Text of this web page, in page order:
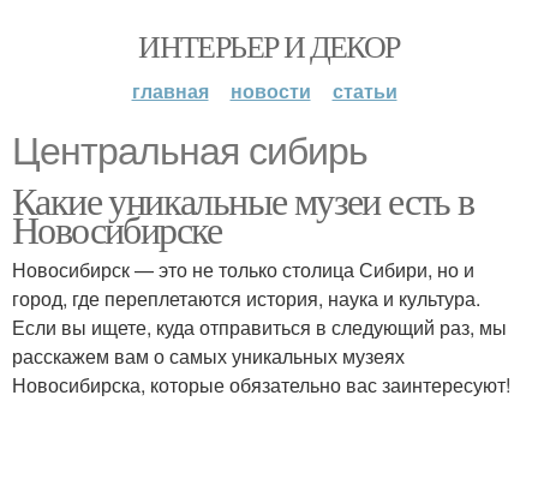
ИНТЕРЬЕР И ДЕКОР
главная новости статьи
Центральная сибирь
Какие уникальные музеи есть в
Новосибирске
Новосибирск — это не только столица Сибири, но и
город, где переплетаются история, наука и культура.
Если вы ищете, куда отправиться в следующий раз, мы
расскажем вам о самых уникальных музеях
Новосибирска, которые обязательно вас заинтересуют!